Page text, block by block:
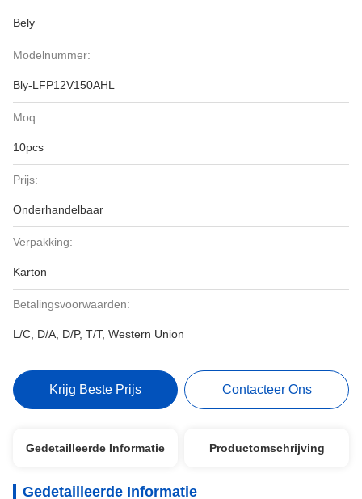
Bely
Modelnummer:
Bly-LFP12V150AHL
Moq:
10pcs
Prijs:
Onderhandelbaar
Verpakking:
Karton
Betalingsvoorwaarden:
L/C, D/A, D/P, T/T, Western Union
Krijg Beste Prijs Contacteer Ons
Gedetailleerde Informatie Productomschrijving
Gedetailleerde Informatie